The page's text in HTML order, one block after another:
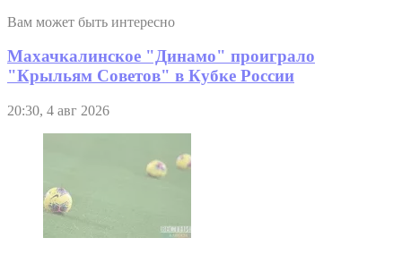
Вам может быть интересно
Махачкалинское "Динамо" проиграло
"Крыльям Советов" в Кубке России
20:30, 4 авг 2026